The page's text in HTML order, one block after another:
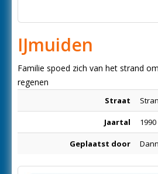
IJmuiden
Familie spoed zich van het strand
regenen
Straat
Jaartal
Geplaatst door